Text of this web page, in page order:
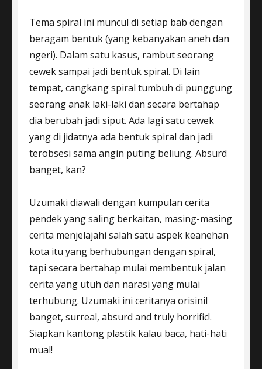
Tema spiral ini muncul di setiap bab dengan
beragam bentuk (yang kebanyakan aneh dan
ngeri). Dalam satu kasus, rambut seorang
cewek sampai jadi bentuk spiral. Di lain
tempat, cangkang spiral tumbuh di punggung
seorang anak laki-laki dan secara bertahap
dia berubah jadi siput. Ada lagi satu cewek
yang di jidatnya ada bentuk spiral dan jadi
terobsesi sama angin puting beliung. Absurd
banget, kan?
Uzumaki diawali dengan kumpulan cerita
pendek yang saling berkaitan, masing-masing
cerita menjelajahi salah satu aspek keanehan
kota itu yang berhubungan dengan spiral,
tapi secara bertahap mulai membentuk jalan
cerita yang utuh dan narasi yang mulai
terhubung. Uzumaki ini ceritanya orisinil
banget, surreal, absurd and truly horrific!.
Siapkan kantong plastik kalau baca, hati-hati
mual!